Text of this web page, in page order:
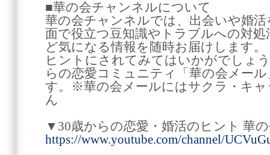
■華の会チャンネルについて
華の会チャンネルでは、出会いや婚
面で役立つ豆知識やトラブルへの対
ど気になる情報を随時お届けします
ヒントにされてみてはいかがでしょ
らの恋愛コミュニティ「華の会メー
す。※華の会メールにはサクラ・キ
ん
▼30歳からの恋愛・婚活のヒント 華
https://www.youtube.com/channel/